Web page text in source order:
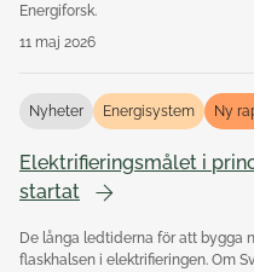
Energiforsk.
11 maj 2026
Nyheter Energisystem Ny
Elektrifieringsmålet i
startat
De långa ledtiderna för att bygga
flaskhalsen i elektrifieringen. Om